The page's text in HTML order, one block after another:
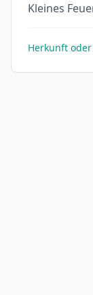
Kleines
Herkunft